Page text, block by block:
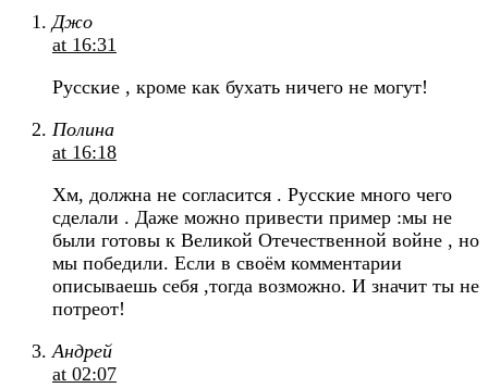
Джо
at 16:31
Русские , кроме как бухать ничего не могут!
Полина
at 16:18
Хм, должна не согласится . Русские много чего
сделали . Даже можно привести пример :мы не
были готовы к Великой Отечественной войне , но
мы победили. Если в своём комментарии
описываешь себя ,тогда возможно. И значит ты не
потреот!
Андрей
at 02:07